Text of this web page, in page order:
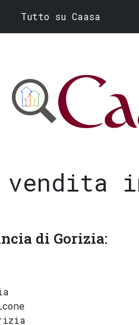
Tutto su Caasa
di Gorizia: